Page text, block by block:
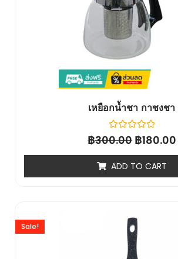
เหยือกน้ำชา กาชงชา
Rated
0
5
฿300.00 ฿180.00
ADD TO CART
Sale!